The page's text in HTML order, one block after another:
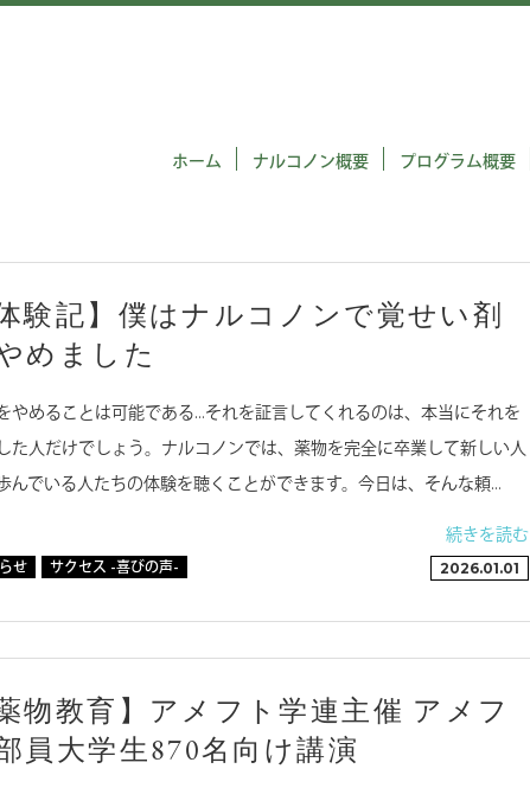
ホーム ナルコノン概要 プログラム概要
体験記】僕はナルコノンで覚せい剤
めました
やめることは可能である…それを証言してくれるのは、本当にそれを
た人だけでしょう。ナルコノンでは、薬物を完全に卒業して新しい人
んでいる人たちの体験を聴くことができます。今日は、そんな頼…
続きを読む
せ サクセス -喜びの声- 2026.01.01
薬物教育】アメフト学連主催 アメフ
員大学生870名向け講演